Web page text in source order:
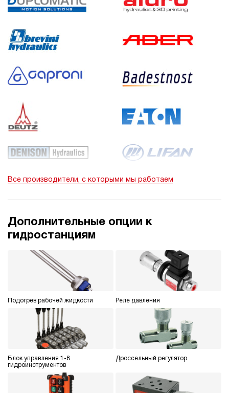
Все производители, с которыми мы работаем
Дополнительные опции к
гидростанциям
Подогрев рабочей жидкости Реле давления
Блок управления 1-8
гидроинструментов
Дроссельный регулятор